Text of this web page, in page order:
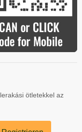
ötletekkel az